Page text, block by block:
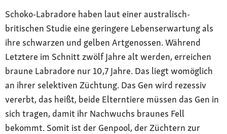
Schoko-Labradore haben laut einer australisch-
britischen Studie eine geringere Lebenserwartung als
ihre schwarzen und gelben Artgenossen. Während
Letztere im Schnitt zwölf Jahre alt werden, erreichen
braune Labradore nur 10,7 Jahre. Das liegt womöglich
an ihrer selektiven Züchtung. Das Gen wird rezessiv
vererbt, das heißt, beide Elterntiere müssen das Gen in
sich tragen, damit ihr Nachwuchs braunes Fell
bekommt. Somit ist der Genpool, der Züchtern zur